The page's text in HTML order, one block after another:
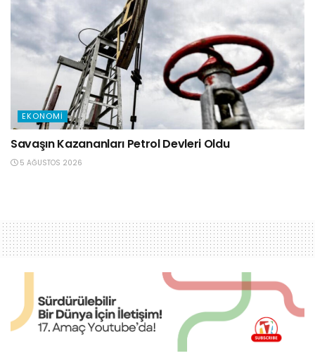
EKONOMI
Savaşın Kazananları Petrol Devleri Oldu
5 AĞUSTOS 2026